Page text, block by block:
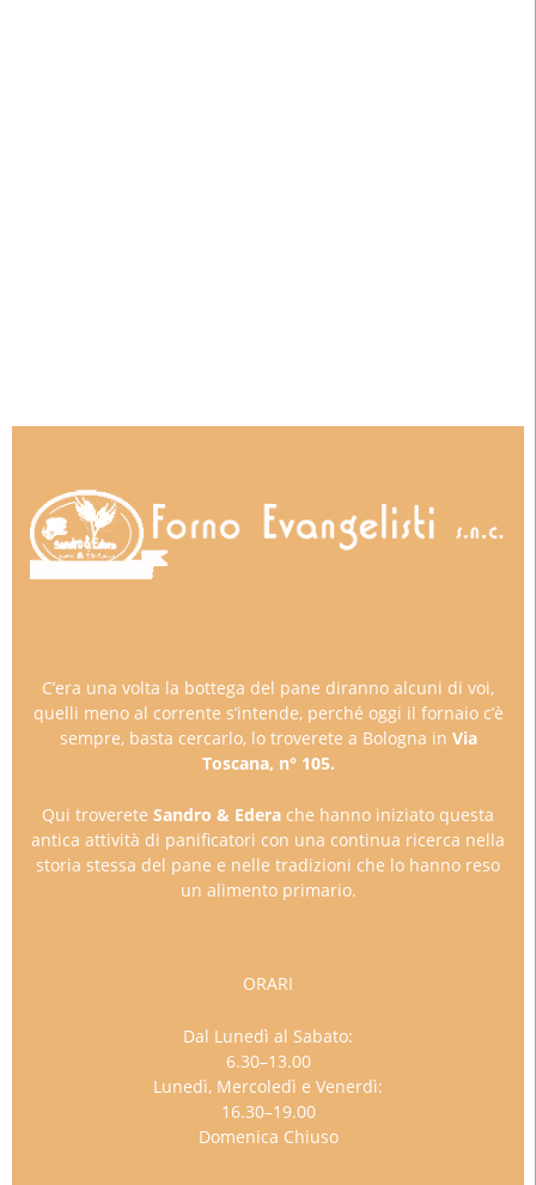
C’era una volta la bottega del pane diranno alcuni di voi,
quelli meno al corrente s’intende, perché oggi il fornaio c’è
sempre, basta cercarlo, lo troverete a Bologna in Via
Toscana, n° 105.
Qui troverete Sandro & Edera che hanno iniziato questa
antica attività di panificatori con una continua ricerca nella
storia stessa del pane e nelle tradizioni che lo hanno reso
un alimento primario.
ORARI
Dal Lunedì al Sabato:
6.30–13.00
Lunedì, Mercoledì e Venerdì:
16.30–19.00
Domenica Chiuso